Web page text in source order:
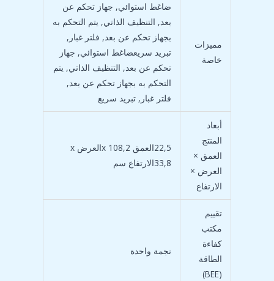
مميزات
خاصة
ضاغط استوائي, جهاز تحكم عن
بعد, التنظيف الذاتي, يتم التحكم به
بجهاز تحكم عن بعد, فلتر غبار,
تبريد سريعضاغط استوائي, جهاز
تحكم عن بعد, التنظيف الذاتي, يتم
التحكم به بجهاز تحكم عن بعد,
فلتر غبار, تبريد سريع
أبعاد
المنتج
العمق ×
العرض ×
الارتفاع
22,5العمق x 108,2العرض x
33,8الارتفاع سم
تقييم
مكتب
كفاءة
الطاقة
(BEE)
نجمة واحدة